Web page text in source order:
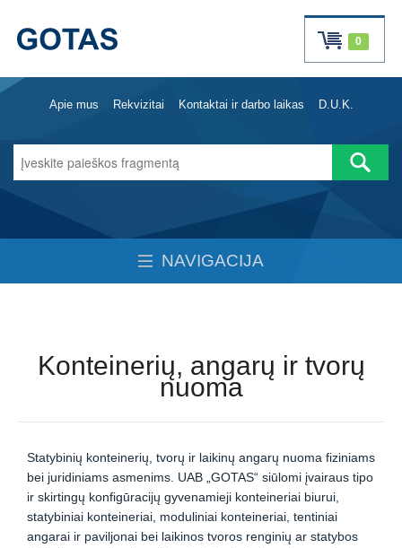
0
Apie mus Rekvizitai Kontaktai ir darbo laikas D.U.K.
NAVIGACIJA
Konteinerių, angarų ir tvorų
nuoma
Statybinių konteinerių, tvorų ir laikinų angarų nuoma fiziniams
bei juridiniams asmenims. UAB „GOTAS“ siūlomi įvairaus tipo
ir skirtingų konfigūracijų gyvenamieji konteineriai biurui,
statybiniai konteineriai, moduliniai konteineriai, tentiniai
angarai ir paviljonai bei laikinos tvoros renginių ar statybos